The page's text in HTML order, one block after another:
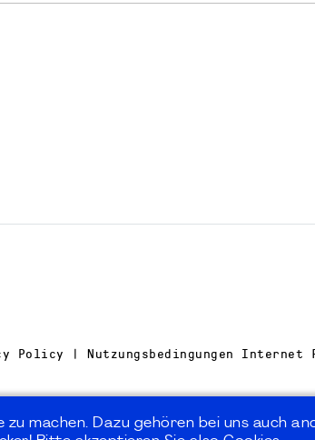
| Nutzungsbedingungen Internet
machen. Dazu gehören bei uns auch